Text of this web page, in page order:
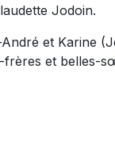
Jodoin.
et Karine
frères et belles-